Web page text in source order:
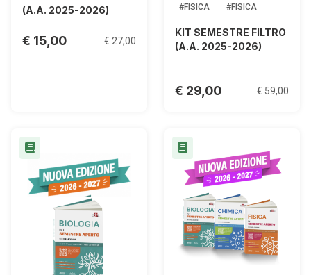
(A.A. 2025-2026)
€ 15,00 € 27,00
#FISICA
#FISICA
KIT SEMESTRE FILTRO
(A.A. 2025-2026)
€ 29,00 € 59,00